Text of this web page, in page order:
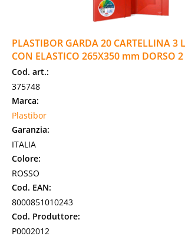
PLASTIBOR GARDA 20 CARTELLINA 3
CON ELASTICO 265X350 mm DORSO 2
Cod. art.:
375748
Marca:
Plastibor
Garanzia:
ITALIA
Colore:
ROSSO
Cod. EAN:
8000851010243
Cod. Produttore:
P0002012